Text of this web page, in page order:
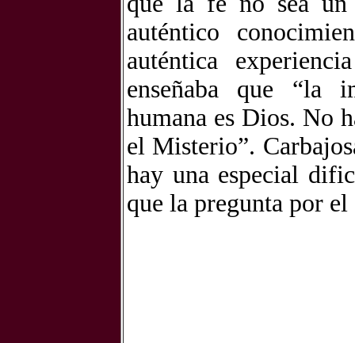
auténtico
auténtica
enseñaba que “la
humana es Dios. No
el Misterio”.
hay una especial
que la pregunta por